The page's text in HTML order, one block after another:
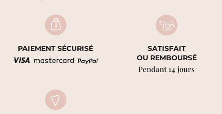
PAIEMENT SÉCURISÉ
SATISFAIT
OU REMBOURSÉ
Pendant 14 jours